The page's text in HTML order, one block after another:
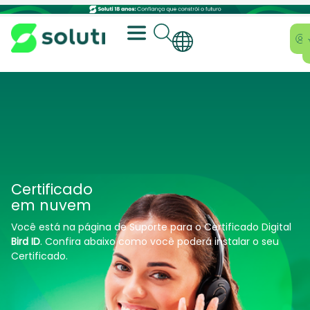
Certificado
em nuvem
Você está na página de Suporte para o Certificado Digital
Bird ID. Confira abaixo como você poderá instalar o seu
Certificado.